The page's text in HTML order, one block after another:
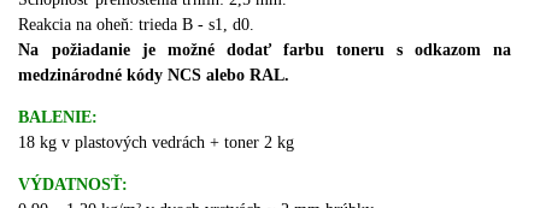
Reakcia na oheň: trieda B - s1, d0.
Na požiadanie je možné dodať farbu toneru s odkazom na
medzinárodné kódy NCS alebo RAL.
BALENIE:
18 kg v plastových vedrách + toner 2 kg
VÝDATNOSŤ: